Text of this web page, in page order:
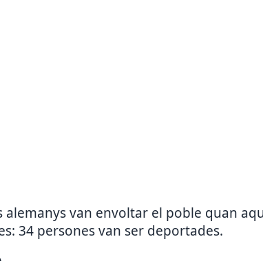
van envoltar el poble quan
34 persones van ser deportades.